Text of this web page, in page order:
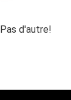
Pas d'autre!